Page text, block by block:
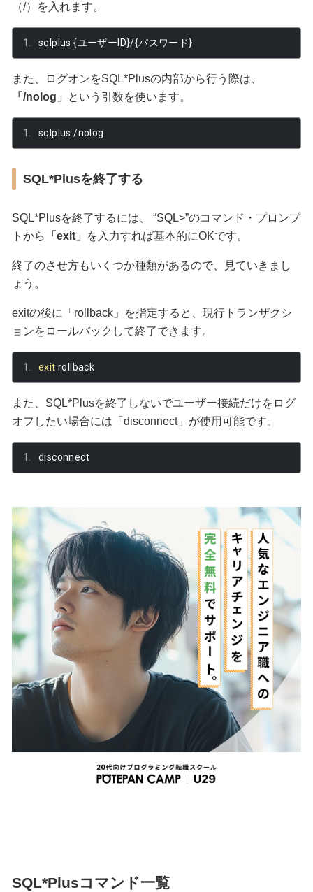
（/）を入れます。
sqlplus {ユーザー ID}/{パスワード}
また、ログオンをSQL*Plusの内部から行う際は、
「/nolog」
という引数を使います。
sqlplus /nolog
SQL*Plusを終了する
SQL*Plusを終了するには、 “SQL>”のコマンド・プロンプ
トから
「exit」 を入力すれば基本的にOKです。
終了のさせ方もいくつか種類があるので、見ていきまし
ょう。
exitの後に「rollback」を指定すると、現行トランザクシ
ョンをロールバックして終了できます。
exit rollback
また、SQL*Plusを終了しないでユーザー接続だけをログ
オフしたい場合には「disconnect」が使用可能です。
disconnect
SQL*Plusコマンド一覧